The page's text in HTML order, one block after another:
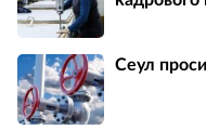
Сеул